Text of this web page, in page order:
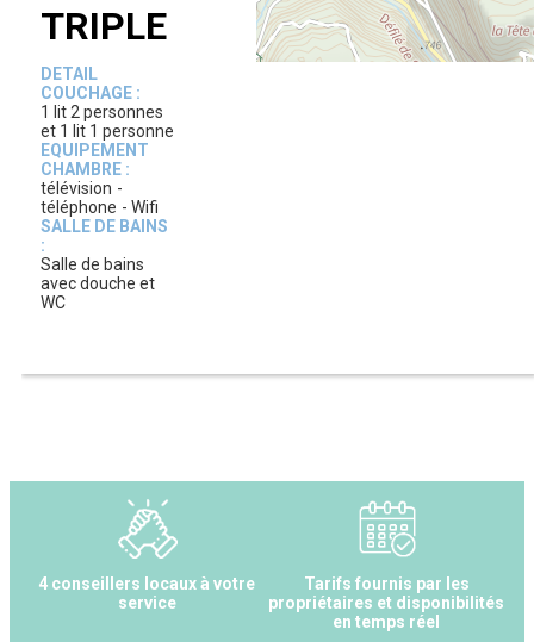
TRIPLE
DETAIL
COUCHAGE :
1 lit 2 personnes
et 1 lit 1 personne
EQUIPEMENT
CHAMBRE :
télévision
téléphone
Wifi
SALLE DE BAINS
:
Salle de bains
avec douche et
WC
4 conseillers locaux à votre
service
Tarifs fournis par les
propriétaires et disponibilités
en temps réel